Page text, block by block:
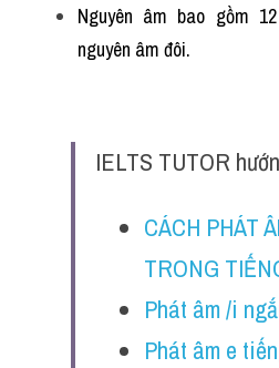
Nguyên âm bao gồm
nguyên âm đôi.
IELTS TUTOR
CÁCH PHÁT
TRONG
Phát âm /i
Phát âm e